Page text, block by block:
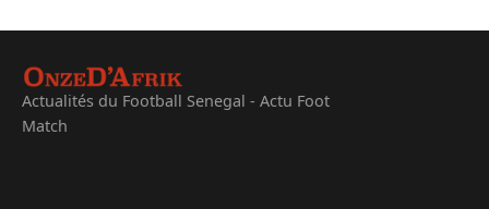
Actualités du Football Senegal - Actu Foot
Match